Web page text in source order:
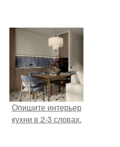
Опишите интерьер
кухни в 2-3 словах.